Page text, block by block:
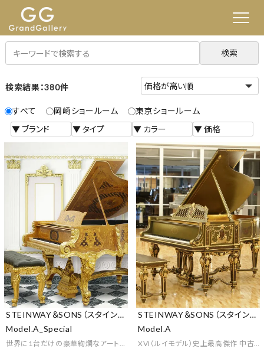
検索
検索結果：380件
すべて 岡崎ショールーム 東京ショールーム
STEINWAY＆SONS（スタインウェイ＆サンズ）
Model.A_Special
世界に1台だけの豪華絢爛なアートケースピアノ
STEINWAY＆SONS（スタインウェ
Model.A
XVI（ルイモデル）史上最高傑作 中古